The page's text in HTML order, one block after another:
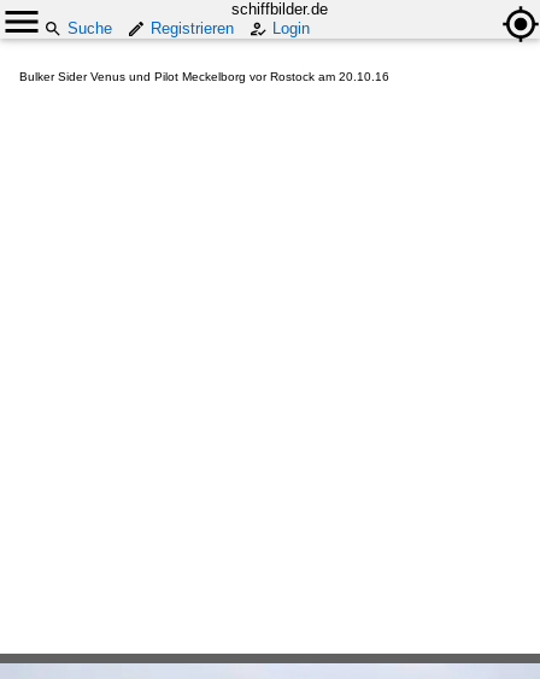
schiffbilder.de
Suche
Registrieren Login
Bulker Sider Venus und Pilot Meckelborg vor Rostock am 20.10.16